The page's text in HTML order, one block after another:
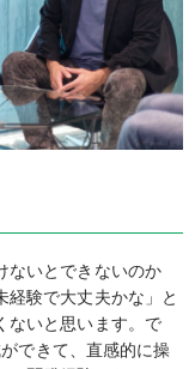
ないとできないのか
経験で大丈夫かな」と
ないと思います。で
できて、直感的に操